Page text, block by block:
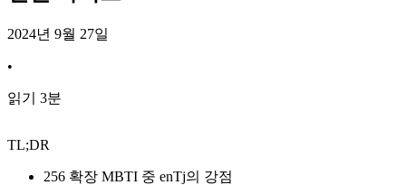
2024년 9월 27일
•
읽기 3분
TL;DR
256 확장 MBTI 중 enTj의 강점